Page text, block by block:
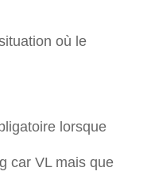
où le
lorsque
car VL mais que